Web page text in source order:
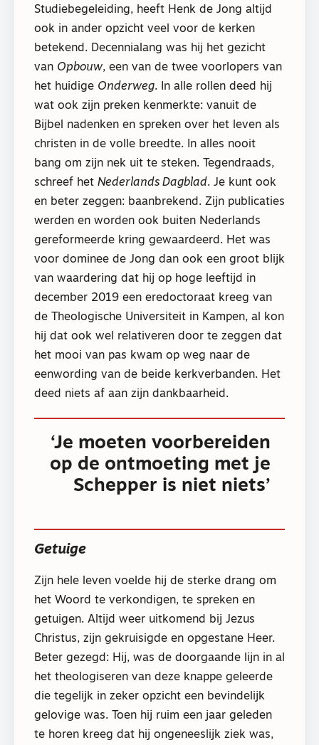
Studiebegeleiding, heeft Henk de Jong altijd
ook in ander opzicht veel voor de kerken
betekend. Decennialang was hij het gezicht
van Opbouw, een van de twee voorlopers van
het huidige Onderweg. In alle rollen deed hij
wat ook zijn preken kenmerkte: vanuit de
Bijbel nadenken en spreken over het leven als
christen in de volle breedte. In alles nooit
bang om zijn nek uit te steken. Tegendraads,
schreef het Nederlands Dagblad. Je kunt ook
en beter zeggen: baanbrekend. Zijn publicaties
werden en worden ook buiten Nederlands
gereformeerde kring gewaardeerd. Het was
voor dominee de Jong dan ook een groot blijk
van waardering dat hij op hoge leeftijd in
december 2019 een eredoctoraat kreeg van
de Theologische Universiteit in Kampen, al kon
hij dat ook wel relativeren door te zeggen dat
het mooi van pas kwam op weg naar de
eenwording van de beide kerkverbanden. Het
deed niets af aan zijn dankbaarheid.
‘Je moeten voorbereiden
op de ontmoeting met je
Schepper is niet niets’
Getuige
Zijn hele leven voelde hij de sterke drang om
het Woord te verkondigen, te spreken en
getuigen. Altijd weer uitkomend bij Jezus
Christus, zijn gekruisigde en opgestane Heer.
Beter gezegd: Hij, was de doorgaande lijn in al
het theologiseren van deze knappe geleerde
die tegelijk in zeker opzicht een bevindelijk
gelovige was. Toen hij ruim een jaar geleden
te horen kreeg dat hij ongeneeslijk ziek was,